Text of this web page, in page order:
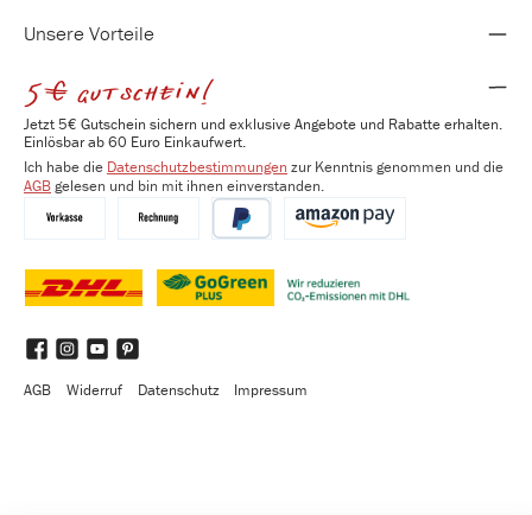
Unsere Vorteile
5€ gutschein!
Jetzt 5€ Gutschein sichern und exklusive Angebote und Rabatte erhalten.
Einlösbar ab 60 Euro Einkaufwert.
Ich habe die Datenschutzbestimmungen zur Kenntnis genommen und die
AGBgelesen und bin mit ihnen einverstanden.
FacebookInstagram
YouTubePinterest
AGB
Widerruf Datenschutz Impressum